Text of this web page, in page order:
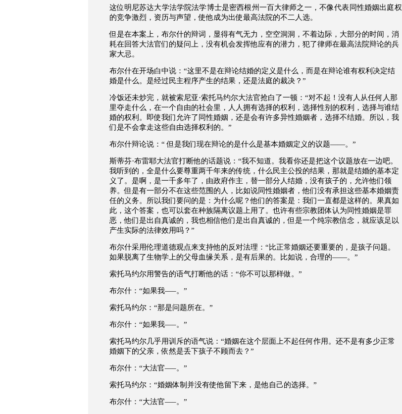
这位明尼苏达大学法学院法学博士是密西根州一百大律师之一，不像代表同性婚姻出庭权
的竞争激烈，资历与声望，使他成为出使最高法院的不二人选。
但是在本案上，布尔什的辩词，显得有气无力，空空洞洞，不着边际，大部分的时间，消
耗在回答大法官们的疑问上，没有机会发挥他应有的潜力，犯了律师在最高法院辩论的兵
家大忌。
布尔什在开场白中说： “这里不是在辩论结婚的定义是什么，而是在辩论谁有权利决定结
婚是什么。是经过民主程序产生的结果，还是法庭的裁决？ ”
冷饭还未炒完，就被索尼亚·索托马约尔大法官抢白了一顿： “对不起！没有人从任何人那
里夺走什么，在一个自由的社会里，人人拥有选择的权利，选择性别的权利，选择与谁结
婚的权利。即使我们允许了同性婚姻，还是会有许多异性婚姻者，选择不结婚。所以，我
们是不会拿走这些自由选择权利的。 ”
布尔什辩论说： “但是我们现在辩论的是什么是基本婚姻定义的议题——。 ”
斯蒂芬·布雷耶大法官打断他的话题说： “我不知道。我看你还是把这个议题放在一边吧。
我听到的，全是什么要尊重两千年来的传统，什么民主公投的结果，那就是结婚的基本定
义了。是啊，是一千多年了，由政府作主，替一部分人结婚，没有孩子的，允许他们领
养。但是有一部分不在这些范围的人，比如说同性婚姻者，他们没有承担这些基本婚姻责
任的义务。所以我们要问的是：为什么呢？他们的答案是：我们一直都是这样的。果真如
此，这个答案，也可以套在种族隔离议题上用了。也许有些宗教团体认为同性婚姻是罪
恶，他们是出自真诚的，我也相信他们是出自真诚的，但是一个纯宗教信念，就应该足以
产生实际的法律效用吗？ ”
布尔什采用伦理道德观点来支持他的反对法理： “比正常婚姻还要重要的，是孩子问题。
如果脱离了生物学上的父母血缘关系，是有后果的。比如说，合理的——。 ”
索托马约尔用警告的语气打断他的话： “你不可以那样做。 ”
布尔什： “如果我—–。 ”
索托马约尔： “那是问题所在。 ”
布尔什： “如果我—–。 ”
索托马约尔几乎用训斥的语气说： “婚姻在这个层面上不起任何作用。还不是有多少正常
婚姻下的父亲，依然是丢下孩子不顾而去？ ”
布尔什： “大法官—–。 ”
索托马约尔： “婚姻体制并没有使他留下来，是他自己的选择。 ”
布尔什： “大法官—–。 ”